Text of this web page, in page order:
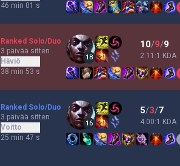
46 min 01 s
Ranked Solo/Duo
3 päivää sitten
Häviö
38 min 53 s
18
10/9/9
2.11:1 KDA
Ranked Solo/Duo
3 päivää sitten
Voitto
25 min 47 s
16
5/3/7
4.00:1 KDA